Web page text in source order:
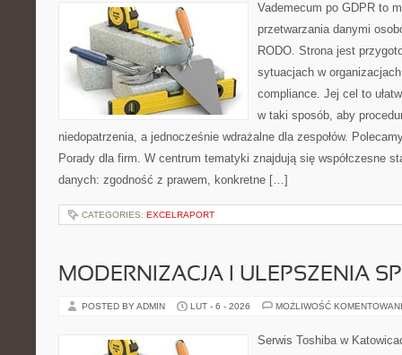
Vademecum po GDPR to
przetwarzania danymi
RODO. Strona jest
sytuacjach w
compliance. Jej cel to
w taki sposób, aby
niedopatrzenia, a jednocześnie wdrażalne dla zespołów.
Porady dla firm. W centrum tematyki znajdują się współczesne
danych: zgodność z prawem, konkretne […]
CATEGORIES: EXCELRAPORT
MODERNIZACJA I ULEPSZENIA
POSTED BY ADMIN LUT - 6 - 2026 MOŻLIWOŚĆ
Serwis Toshiba w